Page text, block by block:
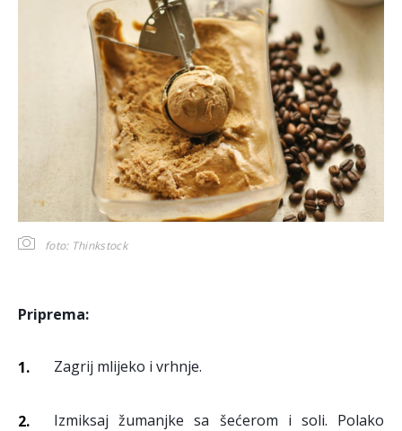
foto: Thinkstock
Priprema:
Zagrij mlijeko i vrhnje.
Izmiksaj žumanjke sa šećerom i soli. Polako